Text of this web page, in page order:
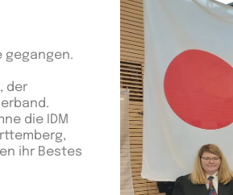
gegangen.
der
die IDM
ihr Bestes